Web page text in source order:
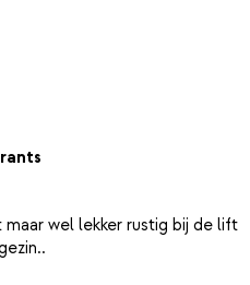
wel lekker rustig bij de lift